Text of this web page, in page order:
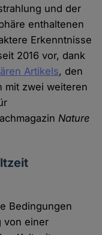
und der
enthaltenen
Erkenntnisse
2016 vor, dank
Artikels, den
mit zwei weiteren
Nature
Bedingungen
von einer